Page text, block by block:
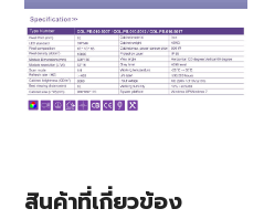
สินค้าที่เกี่ยวข้อง